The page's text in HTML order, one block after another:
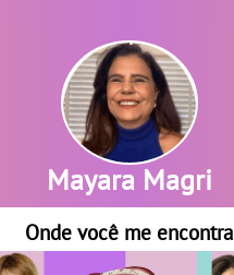
Mayara Magri
Mayara Magri
Onde você me encontra